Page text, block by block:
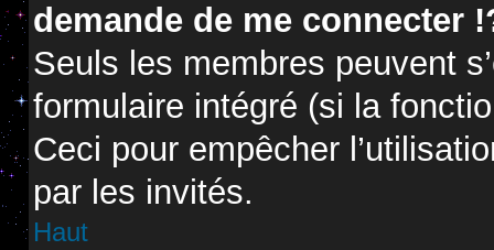
demande de me connecter
Seuls les membres peuvent
formulaire intégré (si la
Ceci pour empêcher
par les invités.
Haut